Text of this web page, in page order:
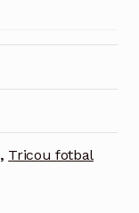
, Tricou fotbal